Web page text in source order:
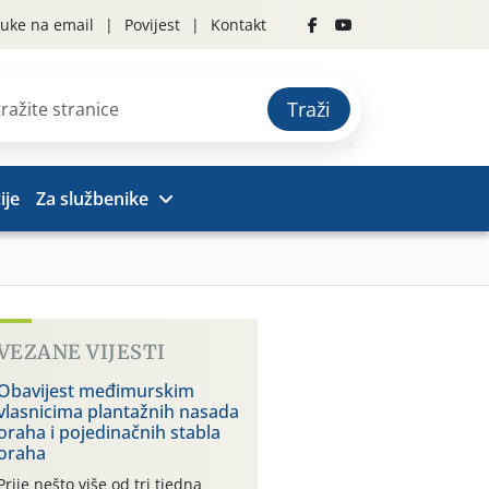
na email Povijest Kontakt
Traži
Za službenike
VIJESTI
međimurskim
plantažnih nasada
i pojedinačnih stabla
nešto više od tri tjedna